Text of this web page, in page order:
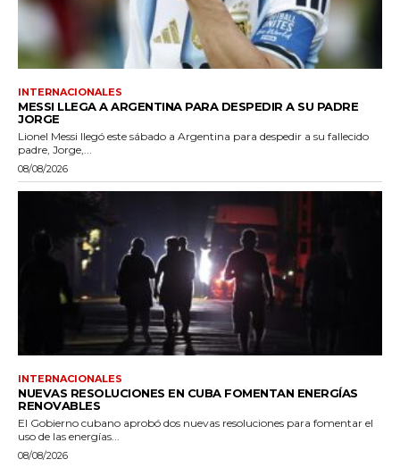
INTERNACIONALES
MESSI LLEGA A ARGENTINA PARA DESPEDIR A SU PADRE
JORGE
Lionel Messi llegó este sábado a Argentina para despedir a su fallecido
padre, Jorge,...
08/08/2026
INTERNACIONALES
NUEVAS RESOLUCIONES EN CUBA FOMENTAN ENERGÍAS
RENOVABLES
El Gobierno cubano aprobó dos nuevas resoluciones para fomentar el
uso de las energías...
08/08/2026